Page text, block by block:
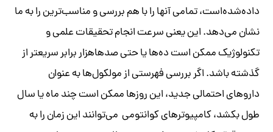
داده‌شده‌است، تمامی آنها را با هم بررسی و مناسب‌ترین را به ما
نشان می‌دهد. این یعنی سرعت انجام تحقیقات علمی و
تکنولوژیک ممکن است ده‌ها یا حتی صدهاهزار برابر سریعتر از
گذشته باشد. اگر بررسی فهرستی از مولکول‌ها به عنوان
داروهای احتمالی جدید، این روزها ممکن است چند ماه یا سال
طول بکشد، کامپیوترهای کوانتومی می‌توانند این زمان را به